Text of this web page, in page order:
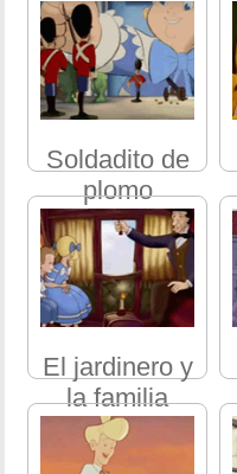
Soldadito de
plomo
El jardinero y
la familia